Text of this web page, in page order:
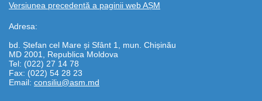
Versiunea precedentă a paginii web AȘM
Adresa:
bd. Ștefan cel Mare și Sfânt 1, mun. Chișinău
MD 2001, Republica Moldova
Tel: (022) 27 14 78
Fax: (022) 54 28 23
Email: consiliu@asm.md